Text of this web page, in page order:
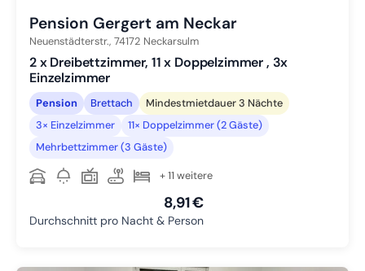
Pension Gergert am Neckar
Neuenstädterstr., 74172 Neckarsulm
2 x Dreibettzimmer, 11 x Doppelzimmer , 3x
Einzelzimmer
Pension Brettach
Mindestmietdauer 3 Nächte
3× Einzelzimmer
11× Doppelzimmer (2 Gäste)
Mehrbettzimmer (3 Gäste)
+ 11 weitere
8,91 €
Durchschnitt pro Nacht & Person